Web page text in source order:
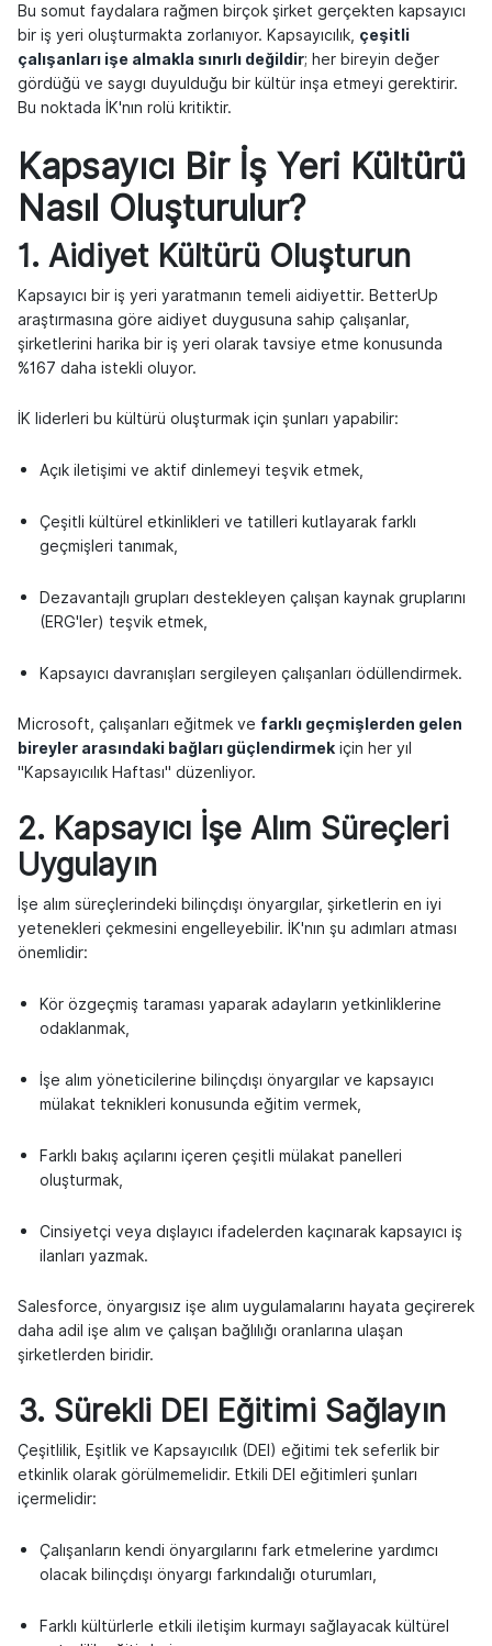
Bu somut faydalara rağmen birçok şirket gerçekten kapsayıcı
bir iş yeri oluşturmakta zorlanıyor. Kapsayıcılık, çeşitli
çalışanları işe almakla sınırlı değildir; her bireyin değer
gördüğü ve saygı duyulduğu bir kültür inşa etmeyi gerektirir.
Bu noktada İK'nın rolü kritiktir.
Kapsayıcı Bir İş Yeri Kültürü
Nasıl Oluşturulur?
1. Aidiyet Kültürü Oluşturun
Kapsayıcı bir iş yeri yaratmanın temeli aidiyettir. BetterUp
araştırmasına göre aidiyet duygusuna sahip çalışanlar,
şirketlerini harika bir iş yeri olarak tavsiye etme konusunda
%167 daha istekli oluyor.
İK liderleri bu kültürü oluşturmak için şunları yapabilir:
Açık iletişimi ve aktif dinlemeyi teşvik etmek,
Çeşitli kültürel etkinlikleri ve tatilleri kutlayarak farklı
geçmişleri tanımak,
Dezavantajlı grupları destekleyen çalışan kaynak gruplarını
(ERG'ler) teşvik etmek,
Kapsayıcı davranışları sergileyen çalışanları ödüllendirmek.
Microsoft, çalışanları eğitmek ve farklı geçmişlerden gelen
bireyler arasındaki bağları güçlendirmek için her yıl
"Kapsayıcılık Haftası" düzenliyor.
2. Kapsayıcı İşe Alım Süreçleri
Uygulayın
İşe alım süreçlerindeki bilinçdışı önyargılar, şirketlerin en iyi
yetenekleri çekmesini engelleyebilir. İK'nın şu adımları atması
önemlidir:
Kör özgeçmiş taraması yaparak adayların yetkinliklerine
odaklanmak,
İşe alım yöneticilerine bilinçdışı önyargılar ve kapsayıcı
mülakat teknikleri konusunda eğitim vermek,
Farklı bakış açılarını içeren çeşitli mülakat panelleri
oluşturmak,
Cinsiyetçi veya dışlayıcı ifadelerden kaçınarak kapsayıcı iş
ilanları yazmak.
Salesforce, önyargısız işe alım uygulamalarını hayata geçirerek
daha adil işe alım ve çalışan bağlılığı oranlarına ulaşan
şirketlerden biridir.
3. Sürekli DEI Eğitimi Sağlayın
Çeşitlilik, Eşitlik ve Kapsayıcılık (DEI) eğitimi tek seferlik bir
etkinlik olarak görülmemelidir. Etkili DEI eğitimleri şunları
içermelidir:
Çalışanların kendi önyargılarını fark etmelerine yardımcı
olacak bilinçdışı önyargı farkındalığı oturumları,
Farklı kültürlerle etkili iletişim kurmayı sağlayacak kültürel